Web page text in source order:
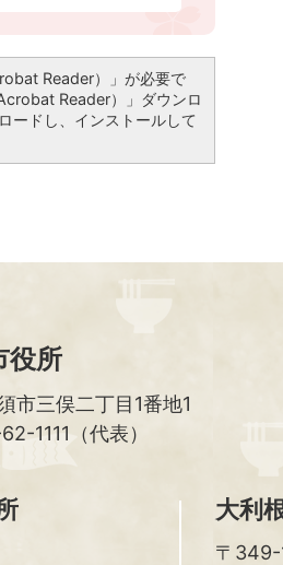
Reader）」が必要で
Reader）」ダウンロ
ードし、インストールして
役所
市三俣二丁目1番地1
1111（代表）
大利
〒349-